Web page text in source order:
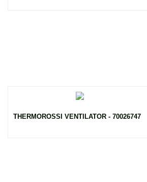
THERMOROSSI VENTILATOR - 70026747